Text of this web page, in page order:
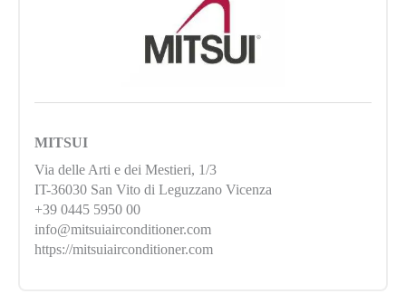
MITSUI
Via delle Arti e dei Mestieri, 1/3
IT-36030 San Vito di Leguzzano Vicenza
+39 0445 5950 00
info@mitsuiairconditioner.com
https://mitsuiairconditioner.com